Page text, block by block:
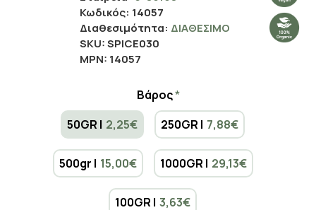
Κωδικός: 14057
Διαθεσιμότητα: ΔΙΑΘΈΣΙΜΟ
SKU:SPICE030
MPN: 14057
Βάρος
50GR | 2,25€ 250GR | 7,88€
500gr | 15,00€ 1000GR | 29,13€
100GR | 3,63€